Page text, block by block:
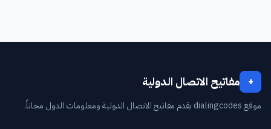
+ مفاتيح الاتصال الدولية
موقع dialingcodes يقدم مفاتيح الاتصال الدولية ومعلومات الدول مجاناً.